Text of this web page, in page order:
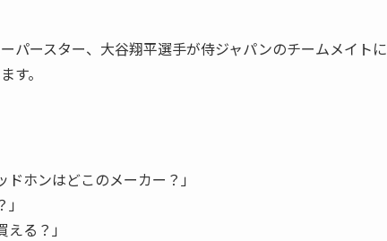
パースター、大谷翔平選手が侍ジャパンのチームメイトに
す。
ドホンはどこのメーカー？」
える？」